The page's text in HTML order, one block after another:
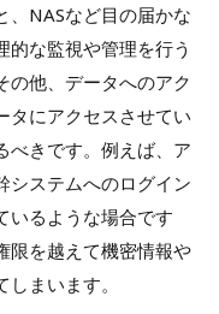
、NASなど目の届かな
的な監視や管理を行う
の他、データへのアク
タにアクセスさせてい
べきです。例えば、ア
システムへのログイン
いるような場合です
限を越えて機密情報や
まいます。